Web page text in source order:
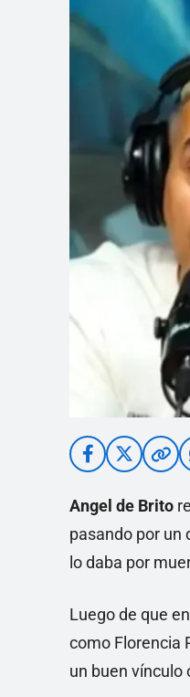
Angel de Brito
pasando por un
lo daba por
Luego de que
como Florencia
un buen vínculo